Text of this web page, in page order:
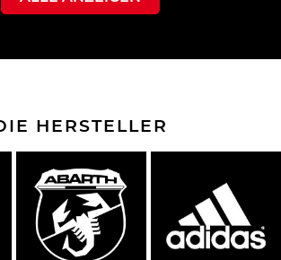
HERSTELLER